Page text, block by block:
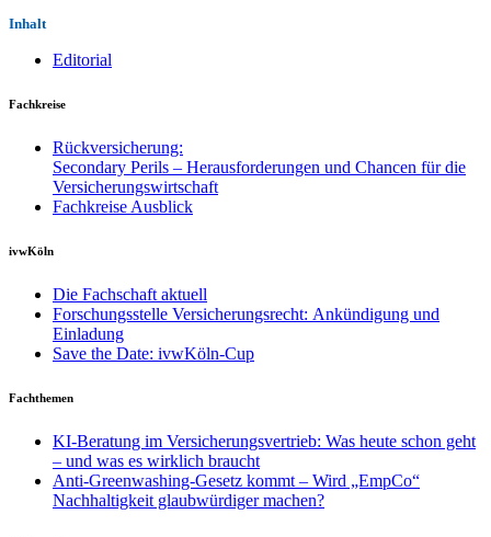
Inhalt
Editorial
Fachkreise
Rückversicherung:
Secondary Perils – Herausforderungen und Chancen für die
Versicherungswirtschaft
Fachkreise Ausblick
ivwKöln
Die Fachschaft aktuell
Forschungsstelle Versicherungsrecht: Ankündigung und
Einladung
Save the Date: ivwKöln-Cup
Fachthemen
KI-Beratung im Versicherungsvertrieb: Was heute schon geht
– und was es wirklich braucht
Anti-Greenwashing-Gesetz kommt – Wird „EmpCo“
Nachhaltigkeit glaubwürdiger machen?